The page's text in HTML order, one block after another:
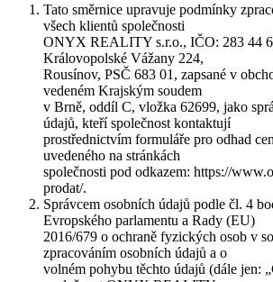
Tato směrnice upravuje podmínky
všech klientů společnosti
ONYX REALITY s.r.o., IČO: 283 44
Královopolské Vážany 224,
Rousínov, PSČ 683 01, zapsané v
vedeném Krajským soudem
v Brně, oddíl C, vložka 62699, jako
údajů, kteří společnost kontaktují
prostřednictvím formuláře pro odhad
uvedeného na stránkách
společnosti pod odkazem: https://
prodat/.
Správcem osobních údajů podle čl. 4
Evropského parlamentu a Rady (EU)
2016/679 o ochraně fyzických osob v
zpracováním osobních údajů a o
volném pohybu těchto údajů (dále jen: